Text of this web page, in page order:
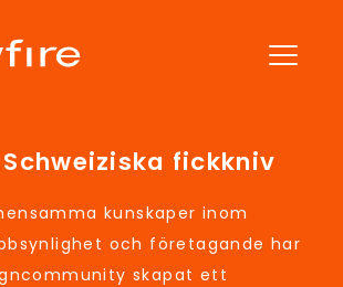
fickkniv
kunskaper inom
och företagande har
skapat ett